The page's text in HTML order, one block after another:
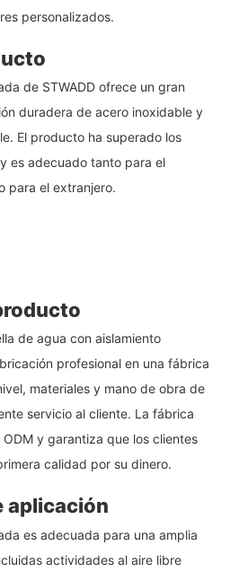
personalizados.
de STWADD ofrece un gran
duradera de acero inoxidable y
El producto ha superado los
es adecuado tanto para el
para el extranjero.
de agua con aislamiento
profesional en una fábrica
materiales y mano de obra de
servicio al cliente. La fábrica
y garantiza que los clientes
calidad por su dinero.
aplicación
es adecuada para una amplia
actividades al aire libre